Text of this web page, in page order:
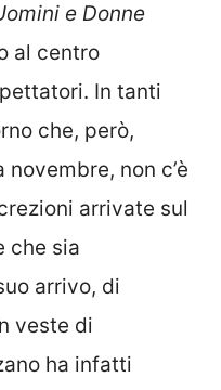
e Donne
al centro
In tanti
che, però,
novembre, non c’è
arrivate sul
che sia
arrivo, di
veste di
ha infatti